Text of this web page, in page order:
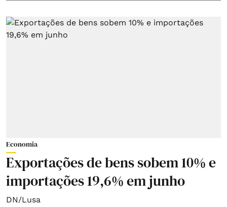
Economia
Exportações de bens sobem 10% e
importações 19,6% em junho
DN/Lusa